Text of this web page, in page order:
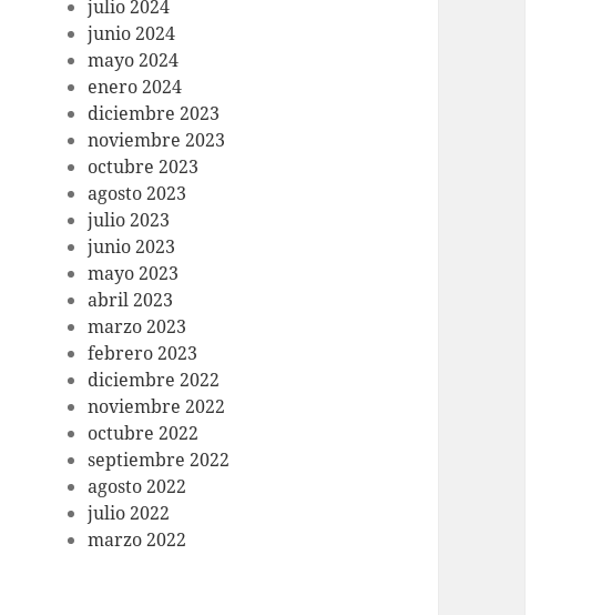
julio 2024
junio 2024
mayo 2024
enero 2024
diciembre 2023
noviembre 2023
octubre 2023
agosto 2023
julio 2023
junio 2023
mayo 2023
abril 2023
marzo 2023
febrero 2023
diciembre 2022
noviembre 2022
octubre 2022
septiembre 2022
agosto 2022
julio 2022
marzo 2022